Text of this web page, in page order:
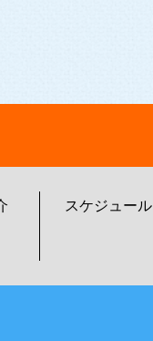
スケジュール